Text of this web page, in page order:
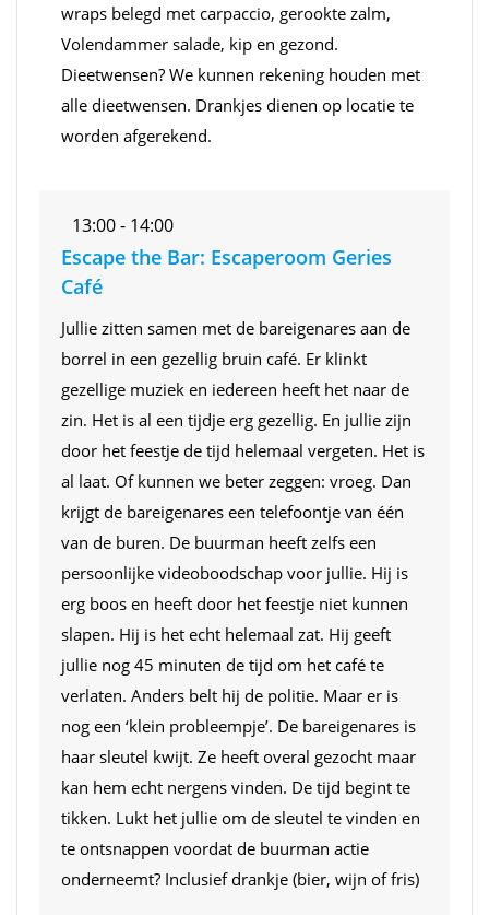
wraps belegd met carpaccio, gerookte zalm,
Volendammer salade, kip en gezond.
Dieetwensen? We kunnen rekening houden met
alle dieetwensen. Drankjes dienen op locatie te
worden afgerekend.
13:00 - 14:00
Escape the Bar: Escaperoom Geries
Café
Jullie zitten samen met de bareigenares aan de
borrel in een gezellig bruin café. Er klinkt
gezellige muziek en iedereen heeft het naar de
zin. Het is al een tijdje erg gezellig. En jullie zijn
door het feestje de tijd helemaal vergeten. Het is
al laat. Of kunnen we beter zeggen: vroeg. Dan
krijgt de bareigenares een telefoontje van één
van de buren. De buurman heeft zelfs een
persoonlijke videoboodschap voor jullie. Hij is
erg boos en heeft door het feestje niet kunnen
slapen. Hij is het echt helemaal zat. Hij geeft
jullie nog 45 minuten de tijd om het café te
verlaten. Anders belt hij de politie. Maar er is
nog een ‘klein probleempje’. De bareigenares is
haar sleutel kwijt. Ze heeft overal gezocht maar
kan hem echt nergens vinden. De tijd begint te
tikken. Lukt het jullie om de sleutel te vinden en
te ontsnappen voordat de buurman actie
onderneemt? Inclusief drankje (bier, wijn of fris)